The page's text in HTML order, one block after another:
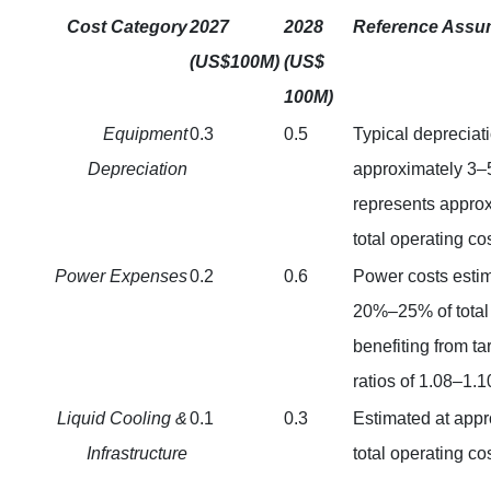
Cost Category2027
(US$100M)
2028
(US$
100M)
Reference
Equipment
Depreciation
0.3 0.5
Typical
approximately
represents
total operating
Power Expenses0.2 0.6
Power costs
20%–25% of
benefiting from
ratios of
Liquid Cooling &
Infrastructure
0.1 0.3
Estimated at
total operating